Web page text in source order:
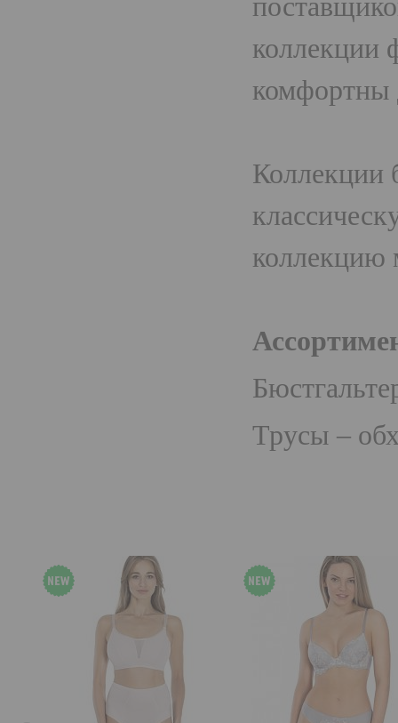
коллекции
комфортны
Коллекции
коллекцию
Трусы –